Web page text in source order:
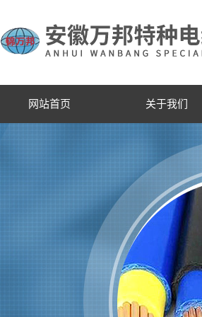
网站首页 关于我们